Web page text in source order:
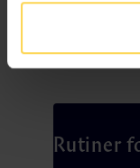
Rutiner